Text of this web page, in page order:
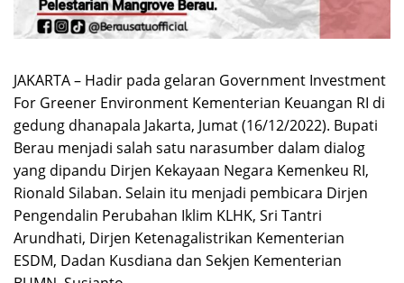
JAKARTA – Hadir pada gelaran Government Investment
For Greener Environment Kementerian Keuangan RI di
gedung dhanapala Jakarta, Jumat (16/12/2022). Bupati
Berau menjadi salah satu narasumber dalam dialog
yang dipandu Dirjen Kekayaan Negara Kemenkeu RI,
Rionald Silaban. Selain itu menjadi pembicara Dirjen
Pengendalin Perubahan Iklim KLHK, Sri Tantri
Arundhati, Dirjen Ketenagalistrikan Kementerian
ESDM, Dadan Kusdiana dan Sekjen Kementerian